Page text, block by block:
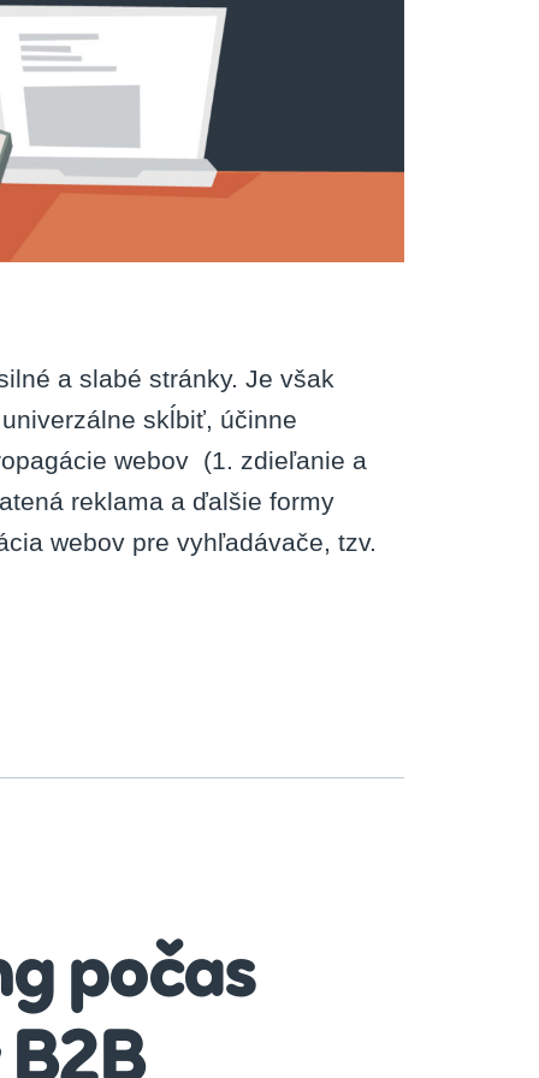
a slabé stránky. Je však
skĺbiť, účinne
webov (1. zdieľanie a
reklama a ďalšie formy
webov pre vyhľadávače, tzv.
počas